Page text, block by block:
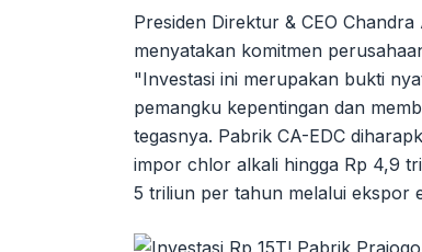
Presiden Direktur & CEO
menyatakan komitmen
"Investasi ini merupakan bukti
pemangku kepentingan dan
tegasnya. Pabrik CA-EDC
impor chlor alkali hingga Rp 4,9
5 triliun per tahun melalui ekspor